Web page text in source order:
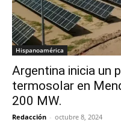
Hispanoamérica
Argentina inicia un
termosolar en
200 MW.
Redacción - octubre 8, 2024